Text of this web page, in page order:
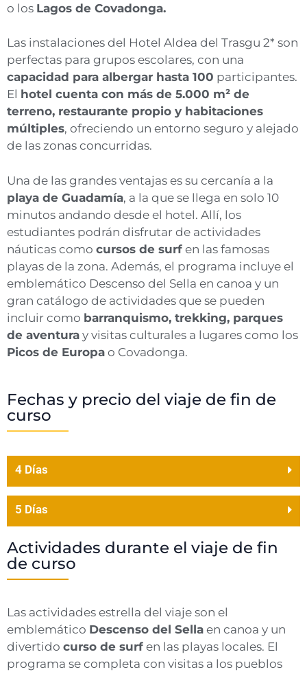
o los Lagos de Covadonga.
Las instalaciones del Hotel Aldea del Trasgu 2* son
perfectas para grupos escolares, con una
capacidad para albergar hasta 100 participantes.
El hotel cuenta con más de 5.000 m² de
terreno, restaurante propio y habitaciones
múltiples, ofreciendo un entorno seguro y alejado
de las zonas concurridas.
Una de las grandes ventajas es su cercanía a la
playa de Guadamía, a la que se llega en solo 10
minutos andando desde el hotel. Allí, los
estudiantes podrán disfrutar de actividades
náuticas como cursos de surf en las famosas
playas de la zona. Además, el programa incluye el
emblemático Descenso del Sella en canoa y un
gran catálogo de actividades que se pueden
incluir como barranquismo, trekking, parques
de aventura y visitas culturales a lugares como los
Picos de Europa o Covadonga.
Fechas y precio del viaje de fin de
curso
4 Días
5 Días
Actividades durante el viaje de fin
de curso
Las actividades estrella del viaje son el
emblemático Descenso del Sella en canoa y un
divertido curso de surf en las playas locales. El
programa se completa con visitas a los pueblos